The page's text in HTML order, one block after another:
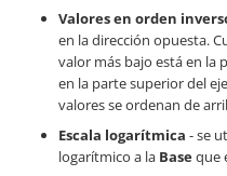
Valores en orden
en la dirección opuesta.
valor más bajo está en la
en la parte superior del
valores se ordenan de
Escala logarítmica - se
logarítmico a la Baseque